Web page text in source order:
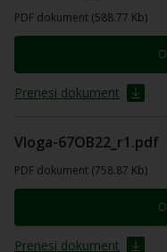
PDF dokument (588.77 Kb)
Prenesi dokument
Vloga-67OB22_r1.pdf
PDF dokument (758.87 Kb)
Prenesi dokument